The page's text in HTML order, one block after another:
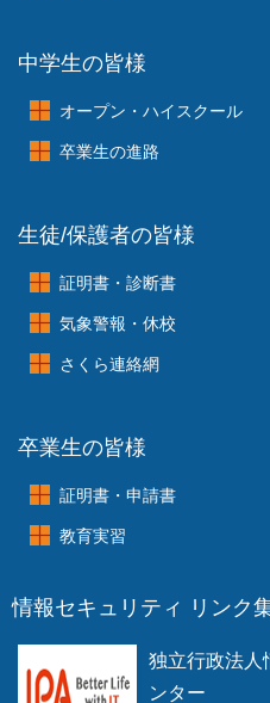
中学生の皆様
オープン・ハイスクール
卒業生の進路
生徒/保護者の皆様
証明書・診断書
気象警報・休校
さくら連絡網
卒業生の皆様
証明書・申請書
教育実習
情報セキュリティ リンク
独立行政法人
ンター